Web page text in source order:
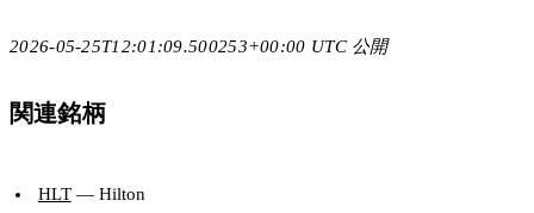
2026-05-25T12:01:09.500253+00:00 UTC 公開
関連銘柄
HLT— Hilton